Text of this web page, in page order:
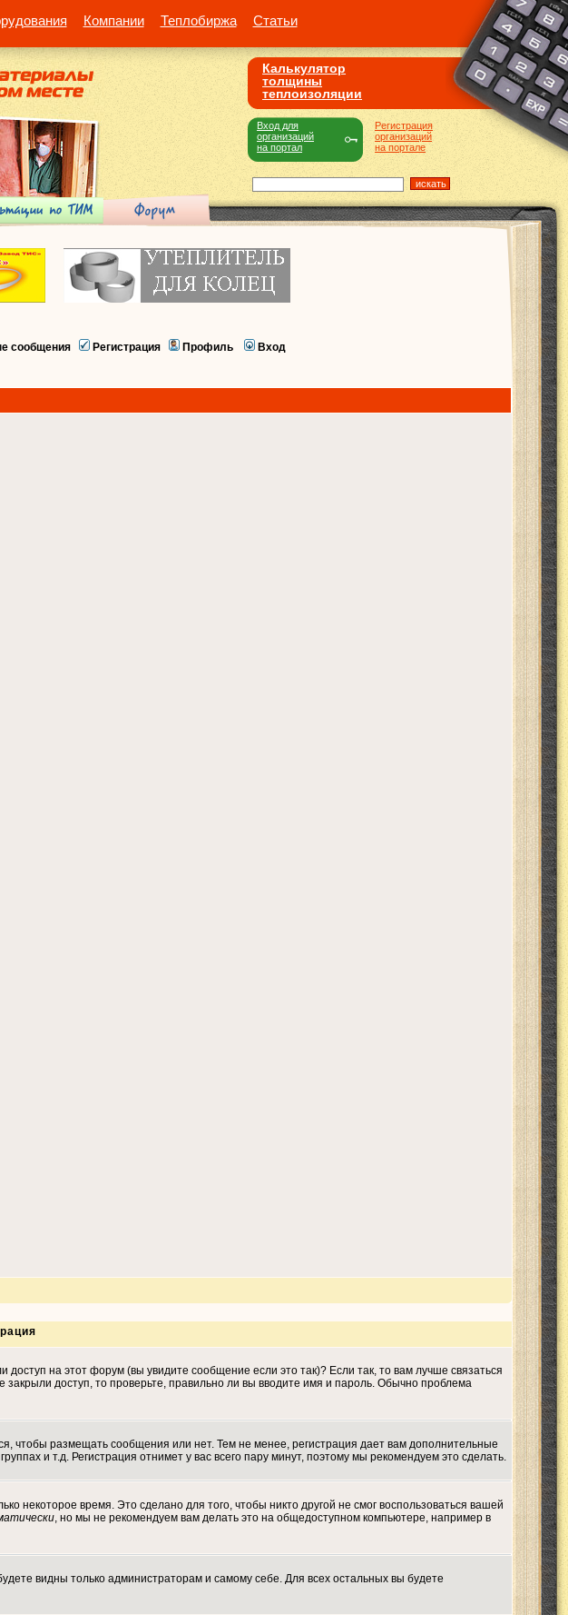
Компании Теплобиржа Статьи
Калькулятор
толщины
теплоизоляции
Регистрация
организаций
на портале
Вход для
организаций
на портал
сообщения Регистрация Профиль Вход
на этот форум (вы увидите сообщение если это так)? Если так, то вам лучше связаться
доступ, то проверьте, правильно ли вы вводите имя и пароль. Обычно проблема
чтобы размещать сообщения или нет. Тем не менее, регистрация дает вам дополнительные
и т.д. Регистрация отнимет у вас всего пару минут, поэтому мы рекомендуем это сделать.
некоторое время. Это сделано для того, чтобы никто другой не смог воспользоваться вашей
, но мы не рекомендуем вам делать это на общедоступном компьютере, например в
видны только администраторам и самому себе. Для всех остальных вы будете